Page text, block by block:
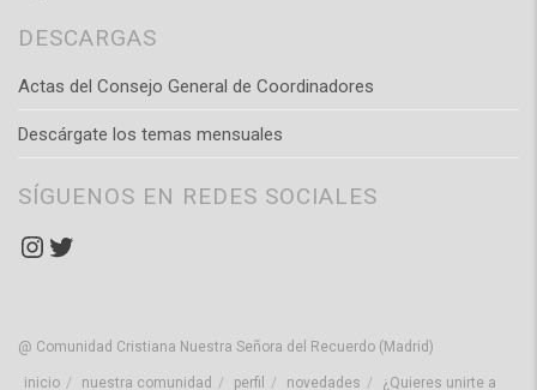
DESCARGAS
Actas del Consejo General de Coordinadores
Descárgate los temas mensuales
SÍGUENOS EN REDES SOCIALES
Instagram
Twitter
@ Comunidad Cristiana Nuestra Señora del Recuerdo (Madrid)
inicio nuestra comunidad perfil novedades ¿Quieres unirte a